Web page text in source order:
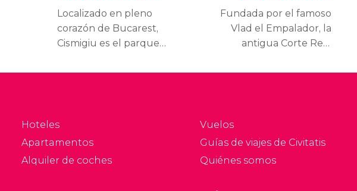
Localizado en pleno
corazón de Bucarest,
Cismigiu es el parque
ciudad, un majestuoso
parque más grande del
centro de la ciudad.
Fundada por el famoso
Vlad el Empalador, la
antigua Corte Real
monumento medieval
la antigua región de
Hoteles
Apartamentos
Alquiler de coches
Vuelos
Guías de viajes de Civitatis
Quiénes somos